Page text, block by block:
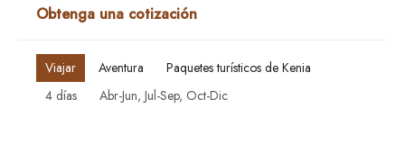
Obtenga una cotización
Viajar Aventura
Paquetes turísticos de Kenia
4 días
Abr-Jun, Jul-Sep, Oct-Dic